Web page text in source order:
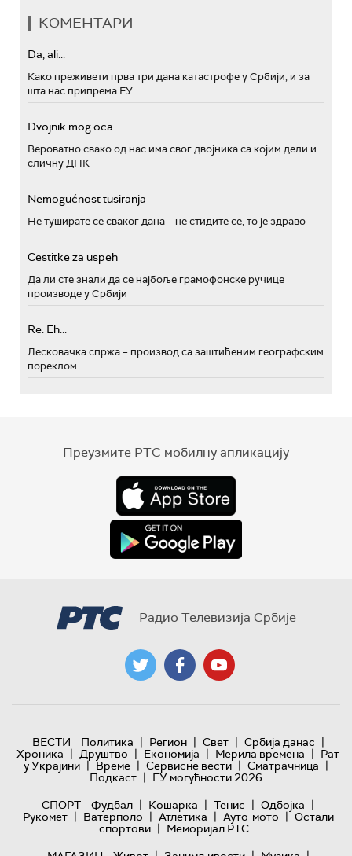
КОМЕНТАРИ
Da, ali...
Како преживети прва три дана катастрофе у Србији, и за
шта нас припрема ЕУ
Dvojnik mog oca
Вероватно свако од нас има свог двојника са којим дели и
сличну ДНК
Nemogućnost tusiranja
Не туширате се сваког дана – не стидите се, то је здраво
Cestitke za uspeh
Да ли сте знали да се најбоље грамофонске ручице
производе у Србији
Re: Eh...
Лесковачка спржа – производ са заштићеним географским
пореклом
Преузмите РТС мобилну апликацију
Радио Телевизија Србије
ВЕСТИ Политика | Регион | Свет | Србија данас |
Хроника | Друштво | Економија | Мерила времена | Рат
у Украјини | Време | Сервисне вести | Сматрачница |
Подкаст | ЕУ могућности 2026
СПОРТ
Фудбал | Кошарка | Тенис | Одбојка |
Рукомет | Ватерполо | Атлетика | Ауто-мото | Остали
спортови | Меморијал РТС